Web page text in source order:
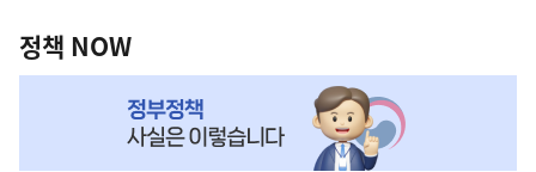
책
NOW,
정책 NOW